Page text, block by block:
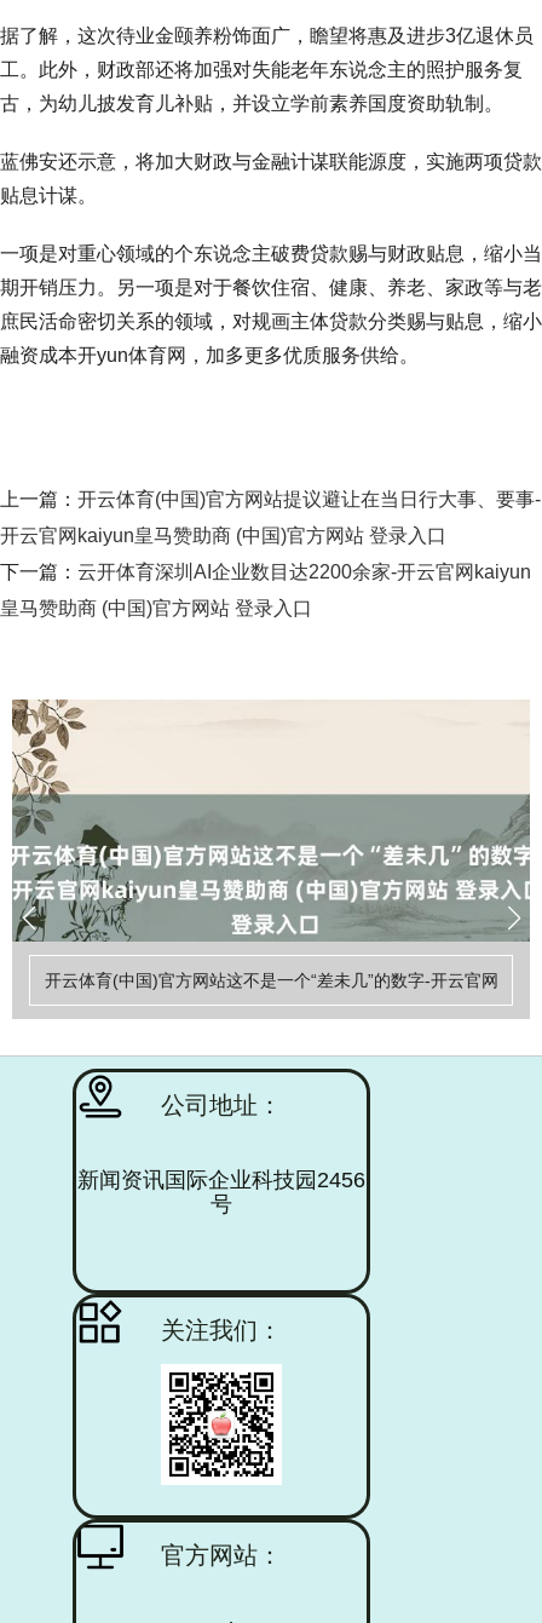
据了解，这次待业金颐养粉饰面广，瞻望将惠及进步3亿退休员
工。此外，财政部还将加强对失能老年东说念主的照护服务复
古，为幼儿披发育儿补贴，并设立学前素养国度资助轨制。
蓝佛安还示意，将加大财政与金融计谋联能源度，实施两项贷款
贴息计谋。
一项是对重心领域的个东说念主破费贷款赐与财政贴息，缩小当
期开销压力。另一项是对于餐饮住宿、健康、养老、家政等与老
庶民活命密切关系的领域，对规画主体贷款分类赐与贴息，缩小
融资成本开yun体育网，加多更多优质服务供给。
上一篇： 开云体育(中国)官方网站提议避让在当日行大事、要事-
开云官网kaiyun皇马赞助商 (中国)官方网站 登录入口
下一篇： 云开体育深圳AI企业数目达2200余家-开云官网kaiyun
皇马赞助商 (中国)官方网站 登录入口
开云体育(中国)官方网站这不是一个“差未几”的数字-开云官网
查看更多
公司地址：
新闻资讯国际企业科技园2456
号
关注我们：
官方网站：